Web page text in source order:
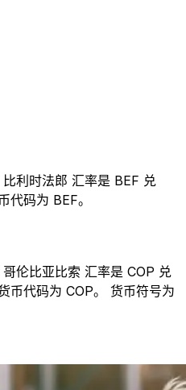
利时法郎 汇率是 BEF 兑
代码为 BEF。
伦比亚比索 汇率是 COP 兑
币代码为 COP。 货币符号为